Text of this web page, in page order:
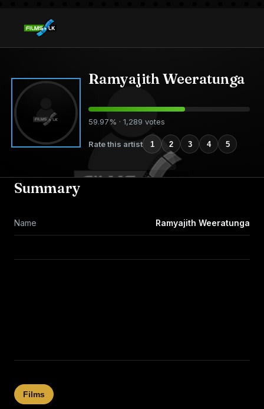
Ramyajith Weeratunga
59.97% · 1,289 votes
Rate this artist 1 2 3 4 5
Summary
Name Ramyajith Weeratunga
Films